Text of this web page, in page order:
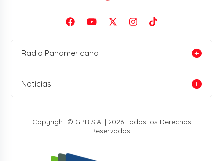
Radio Panamericana
Noticias
Copyright © GPR S.A. | 2026 Todos los Derechos
Reservados.